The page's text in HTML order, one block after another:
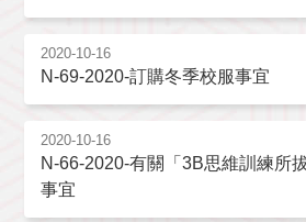
2020-10-16
N-69-2020-訂購冬季校服事宜
2020-10-16
N-66-2020-有關「3B思維訓練所
事宜